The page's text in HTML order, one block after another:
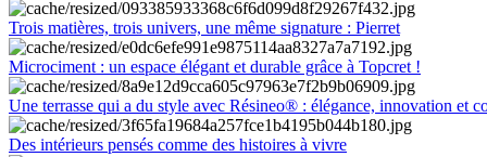
Trois matières, trois univers, une même signature : Pierret
Microciment : un espace élégant et durable grâce à Topcret !
Une terrasse qui a du style avec Résineo® : élégance, innovation et
Des intérieurs pensés comme des histoires à vivre